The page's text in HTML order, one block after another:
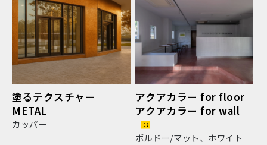
塗るテクスチャー
METAL
カッパー
アクアカラー for floor
アクアカラー for wall
ボルドー/マット、ホワイト